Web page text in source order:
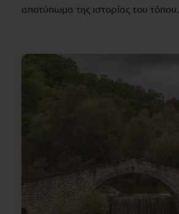
αποτύπωμα της ιστορίας του τόπου.